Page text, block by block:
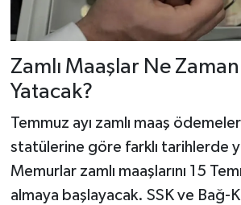
Zamlı Maaşlar Ne
Yatacak?
Temmuz ayı zamlı maaş
statülerine göre farklı tarihlerde
Memurlar zamlı maaşlarını 15
almaya başlayacak. SSK ve Bağ-